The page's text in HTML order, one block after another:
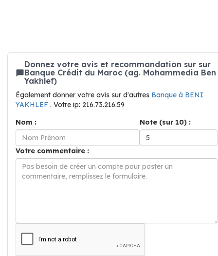
Donnez votre avis et recommandation sur sur
Banque Crédit du Maroc (ag. Mohammedia Ben
Yakhlef)
Également donner votre avis sur d'autres Banque à BENI
YAKHLEF . Votre ip: 216.73.216.59
Nom :
Note (sur 10) :
Votre commentaire :